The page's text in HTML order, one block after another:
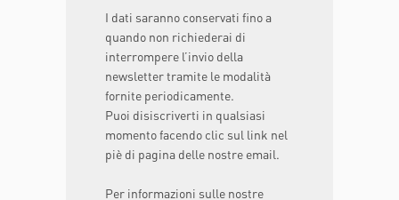
I dati saranno conservati fino a
quando non richiederai di
interrompere l’invio della
newsletter tramite le modalità
fornite periodicamente.
Puoi disiscriverti in qualsiasi
momento facendo clic sul link nel
piè di pagina delle nostre email.
Per informazioni sulle nostre